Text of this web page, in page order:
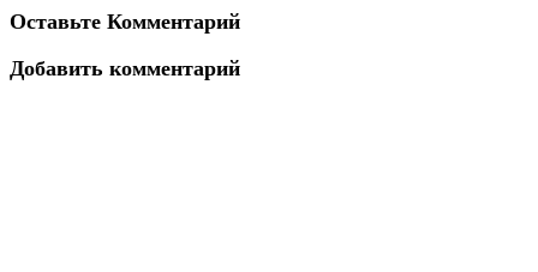
Оставьте Комментарий
Добавить комментарий